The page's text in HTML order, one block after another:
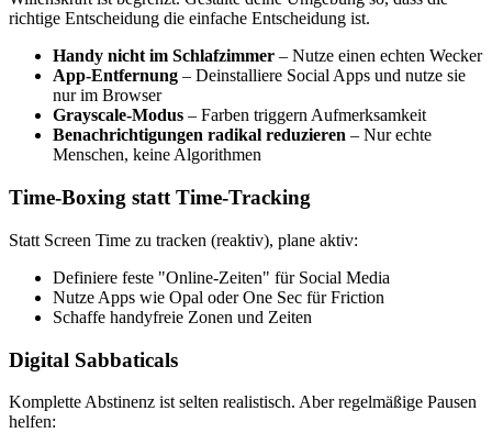
richtige Entscheidung die einfache Entscheidung ist.
Handy nicht im Schlafzimmer – Nutze einen echten Wecker
App-Entfernung – Deinstalliere Social Apps und nutze sie
nur im Browser
Grayscale-Modus – Farben triggern Aufmerksamkeit
Benachrichtigungen radikal reduzieren – Nur echte
Menschen, keine Algorithmen
Time-Boxing statt Time-Tracking
Statt Screen Time zu tracken (reaktiv), plane aktiv:
Definiere feste "Online-Zeiten" für Social Media
Nutze Apps wie Opal oder One Sec für Friction
Schaffe handyfreie Zonen und Zeiten
Digital Sabbaticals
Komplette Abstinenz ist selten realistisch. Aber regelmäßige Pausen
helfen: